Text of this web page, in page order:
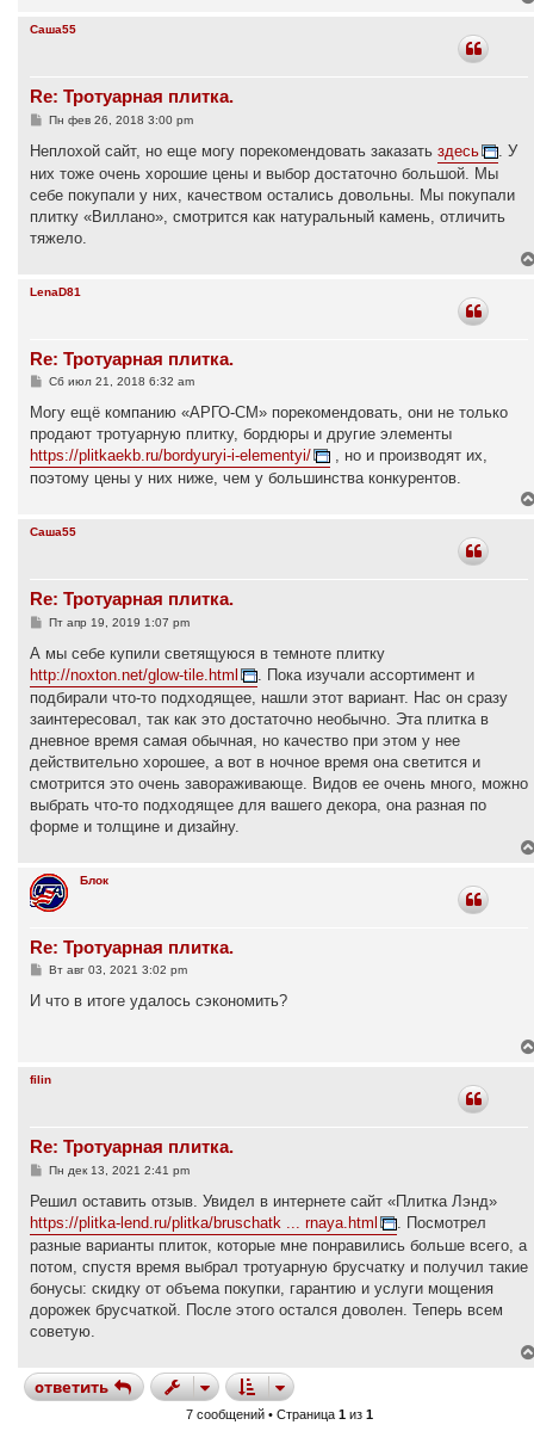
Саша55
Re: Тротуарная плитка.
С
о
щ
е
н
и
е
Пн фев 26, 2018 3:00 pm
Неплохой сайт, но еще могу порекомендовать заказать здесь
. У
них тоже очень хорошие цены и выбор достаточно большой. Мы
себе покупали у них, качеством остались довольны. Мы покупали
плитку «Виллано», смотрится как натуральный камень, отличить
тяжело.
LenaD81
Re: Тротуарная плитка.
С
о
щ
е
н
и
Сб июл 21, 2018 6:32 am
Могу ещё компанию «АРГО-СМ» порекомендовать, они не только
продают тротуарную плитку, бордюры и другие элементы
https://plitkaekb.ru/bordyuryi-i-elementyi/
, но и производят их,
поэтому цены у них ниже, чем у большинства конкурентов.
Саша55
Re: Тротуарная плитка.
С
о
щ
е
н
и
е
Пт апр 19, 2019 1:07 pm
А мы себе купили светящуюся в темноте плитку
http://noxton.net/glow-tile.html
. Пока изучали ассортимент и
подбирали что-то подходящее, нашли этот вариант. Нас он сразу
заинтересовал, так как это достаточно необычно. Эта плитка в
дневное время самая обычная, но качество при этом у нее
действительно хорошее, а вот в ночное время она светится и
смотрится это очень завораживающе. Видов ее очень много, можно
выбрать что-то подходящее для вашего декора, она разная по
форме и толщине и дизайну.
Блок
Re: Тротуарная плитка.
С
о
е
Вт авг 03, 2021 3:02 pm
И что в итоге удалось сэкономить?
filin
Re: Тротуарная плитка.
С
о
щ
е
н
и
е
Пн дек 13, 2021 2:41 pm
Решил оставить отзыв. Увидел в интернете сайт «Плитка Лэнд»
https://plitka-lend.ru/plitka/bruschatk ... rnaya.html
. Посмотрел
разные варианты плиток, которые мне понравились больше всего, а
потом, спустя время выбрал тротуарную брусчатку и получил такие
бонусы: скидку от объема покупки, гарантию и услуги мощения
дорожек брусчаткой. После этого остался доволен. Теперь всем
советую.
ответить
7 сообщений • Страница 1из 1